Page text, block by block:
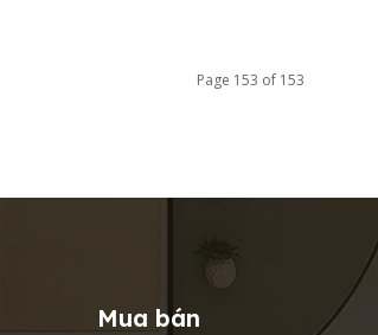
Page 153 of 153
Mua bán